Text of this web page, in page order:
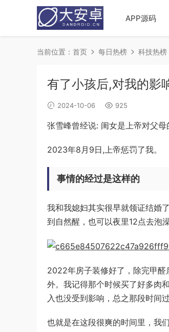
APP源码
当前位置： 首页 每日热榜 科技热榜
有了小孩后,对我的影
2024-10-06 925
张雪峰曾经说: 闺女是上帝对父母
2023年8月9日,上帝惩罚了我。
事情的经过是这样的
我和我媳妇其实很早就领证结婚
到自然醒，也可以夜里12点去泡
2022年房子装修好了，除完甲醛
外。我记得那个时候买了好多肉
入也没受到影响，总之那段时间
也就是在这段很爽的时间里，我